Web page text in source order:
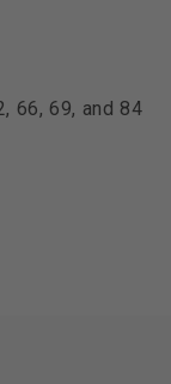
66, 69, and 84